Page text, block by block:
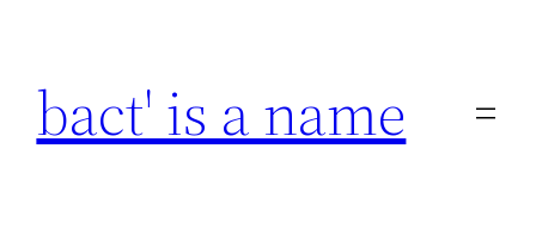
content
bact' is a name